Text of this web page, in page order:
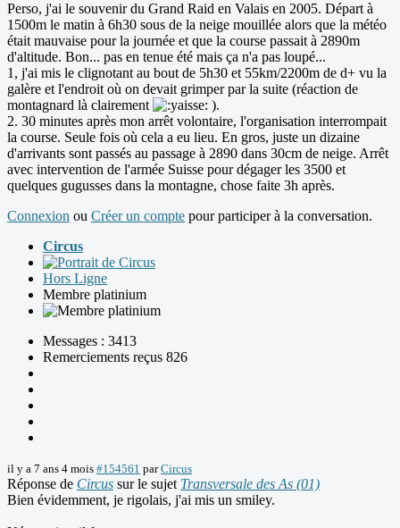
Perso, j'ai le souvenir du Grand Raid en Valais en 2005. Départ à
1500m le matin à 6h30 sous de la neige mouillée alors que la météo
était mauvaise pour la journée et que la course passait à 2890m
d'altitude. Bon... pas en tenue été mais ça n'a pas loupé...
1, j'ai mis le clignotant au bout de 5h30 et 55km/2200m de d+ vu la
galère et l'endroit où on devait grimper par la suite (réaction de
montagnard là clairement
).
2. 30 minutes après mon arrêt volontaire, l'organisation interrompait
la course. Seule fois où cela a eu lieu. En gros, juste un dizaine
d'arrivants sont passés au passage à 2890 dans 30cm de neige. Arrêt
avec intervention de l'armée Suisse pour dégager les 3500 et
quelques gugusses dans la montagne, chose faite 3h après.
Connexion ou Créer un compte pour participer à la conversation.
Circus
Hors Ligne
Membre platinium
Messages : 3413
Remerciements reçus 826
il y a 7 ans 4 mois #154561 parCircus
Réponse de Circus sur le sujet Transversale des As (01)
Bien évidemment, je rigolais, j'ai mis un smiley.